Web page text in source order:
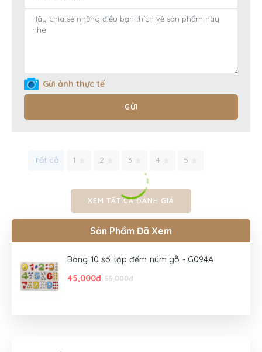
Gửi ảnh thực tế
GỬI
Tất cả 1 2 3 4 5
XEM TẤT CẢ ĐÁNH GIÁ
Sản Phẩm Đã Xem
Bảng 10 số tập đếm núm gỗ - G094A
45,000đ 55,000đ